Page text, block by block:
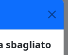
sbagliato